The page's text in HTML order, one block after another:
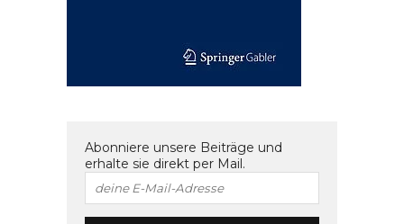
Abonniere unsere Beiträge und
erhalte sie direkt per Mail.